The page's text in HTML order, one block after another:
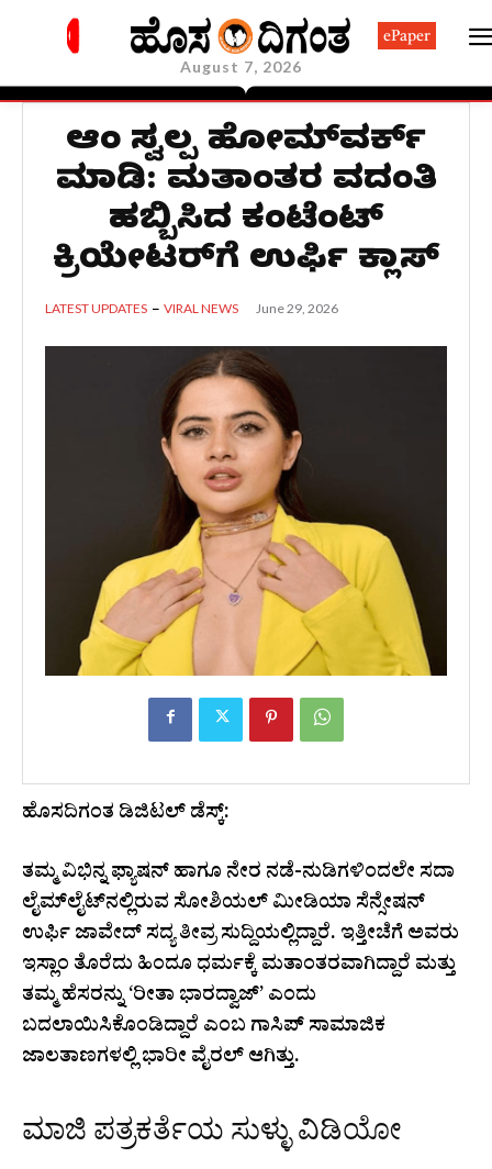
August 7, 2026
ePaper
ಆಂಟಿ ಸ್ವಲ್ಪ ಹೋಮ್‌ವರ್ಕ್
ಮಾಡಿ: ಮತಾಂತರ ವದಂತಿ
ಹಬ್ಬಿಸಿದ ಕಂಟೆಂಟ್
ಕ್ರಿಯೇಟರ್‌ಗೆ ಉರ್ಫಿ ಕ್ಲಾಸ್
LATEST UPDATES VIRAL NEWS June 29, 2026
ಹೊಸದಿಗಂತ ಡಿಜಿಟಲ್ ಡೆಸ್ಕ್:
ತಮ್ಮ ವಿಭಿನ್ನ ಫ್ಯಾಷನ್ ಹಾಗೂ ನೇರ ನಡೆ-ನುಡಿಗಳಿಂದಲೇ ಸದಾ
ಲೈಮ್‌ಲೈಟ್‌ನಲ್ಲಿರುವ ಸೋಶಿಯಲ್ ಮೀಡಿಯಾ ಸೆನ್ಸೇಷನ್
ಉರ್ಫಿ ಜಾವೇದ್ ಸದ್ಯ ತೀವ್ರ ಸುದ್ದಿಯಲ್ಲಿದ್ದಾರೆ. ಇತ್ತೀಚೆಗೆ ಅವರು
ಇಸ್ಲಾಂ ತೊರೆದು ಹಿಂದೂ ಧರ್ಮಕ್ಕೆ ಮತಾಂತರವಾಗಿದ್ದಾರೆ ಮತ್ತು
ತಮ್ಮ ಹೆಸರನ್ನು ‘ರೀತಾ ಭಾರದ್ವಾಜ್’ ಎಂದು
ಬದಲಾಯಿಸಿಕೊಂಡಿದ್ದಾರೆ ಎಂಬ ಗಾಸಿಪ್ ಸಾಮಾಜಿಕ
ಜಾಲತಾಣಗಳಲ್ಲಿ ಭಾರೀ ವೈರಲ್ ಆಗಿತ್ತು.
ಮಾಜಿ ಪತ್ರಕರ್ತೆಯ ಸುಳ್ಳು ವಿಡಿಯೋ